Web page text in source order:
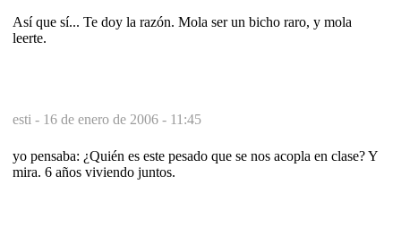
Así que sí... Te doy la razón. Mola ser un bicho raro, y mola
leerte.
esti - 16 de enero de 2006 - 11:45
yo pensaba: ¿Quién es este pesado que se nos acopla en clase? Y
mira. 6 años viviendo juntos.